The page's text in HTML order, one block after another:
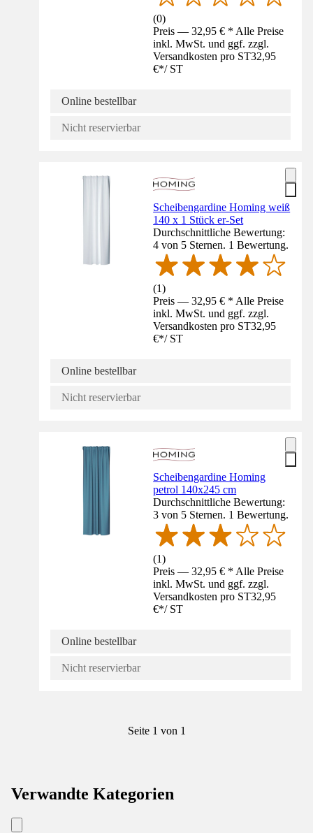
(0)
Preis — 32,95 € * Alle Preise
inkl. MwSt. und ggf. zzgl.
Versandkosten pro ST32,95
€*/ ST
Online bestellbar
Nicht reservierbar
Scheibengardine Homing weiß
140 x 1 Stück er-Set
Durchschnittliche Bewertung:
4 von 5 Sternen. 1 Bewertung.
(1)
Preis — 32,95 € * Alle Preise
inkl. MwSt. und ggf. zzgl.
Versandkosten pro ST32,95
€*/ ST
Online bestellbar
Nicht reservierbar
Scheibengardine Homing
petrol 140x245 cm
Durchschnittliche Bewertung:
3 von 5 Sternen. 1 Bewertung.
(1)
Preis — 32,95 € * Alle Preise
inkl. MwSt. und ggf. zzgl.
Versandkosten pro ST32,95
€*/ ST
Online bestellbar
Nicht reservierbar
Seite 1 von 1
Verwandte Kategorien